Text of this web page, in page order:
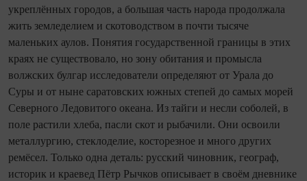
укреплённых городов, а большая часть народа продолжала
жить земледелием и скотоводством в по­чти тысяче
маленьких аулов. Понятия государственной границы в этих
краях не существовало, но зону обитания и промысла
волжских булгар исследователи определяют от Урала до
Суры и от ныне саратовских южных степей до самых морей
Северного Ледовитого океана. Из тайги и несли соболей, в
поле растили хлеба, пасли скот и рыбачили. Они освоили
металлургию, стек­лоделие, косторезное и много других
ремёсел. Только одна деталь: русский чиновник, географ,
историк и крае­вед Пётр Рычков описывает в своём дневнике